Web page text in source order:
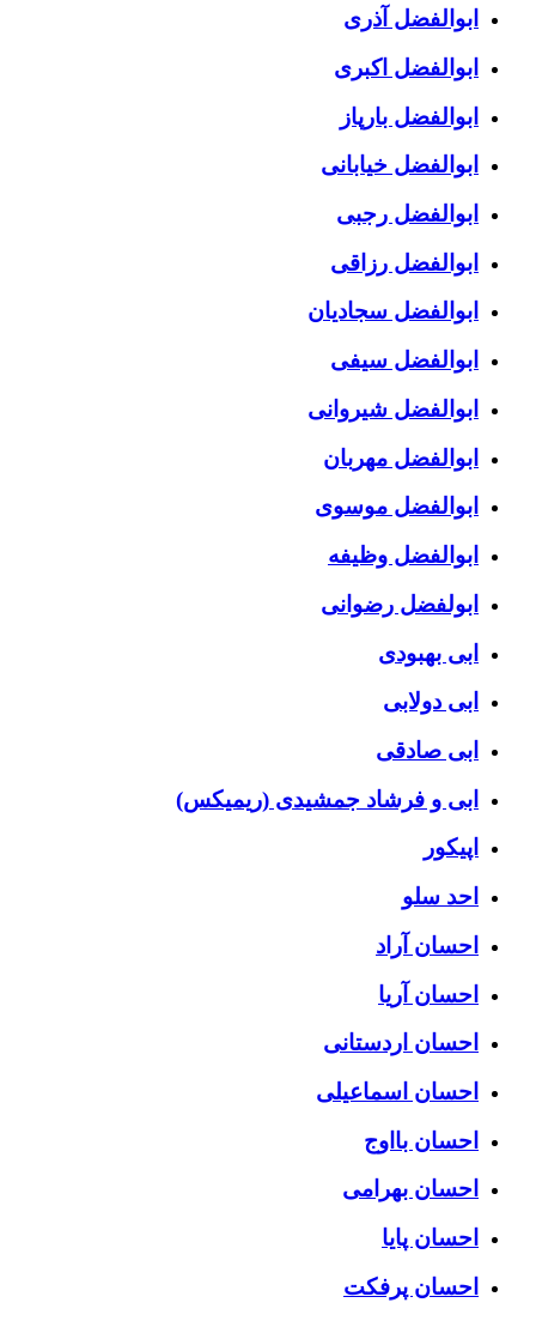
ابوالفضل آذری
ابوالفضل اکبری
ابوالفضل بارپاز
ابوالفضل خیابانی
ابوالفضل رجبی
ابوالفضل رزاقی
ابوالفضل سجادیان
ابوالفضل سیفی
ابوالفضل شیروانی
ابوالفضل مهربان
ابوالفضل موسوی
ابوالفضل وظیفه
ابولفضل رضوانی
ابی بهبودی
ابی دولابی
ابی صادقی
ابی و فرشاد جمشیدی (ریمیکس)
اپیکور
احد سلو
احسان آراد
احسان آریا
احسان اردستانی
احسان اسماعیلی
احسان بااوج
احسان بهرامی
احسان پایا
احسان پرفکت